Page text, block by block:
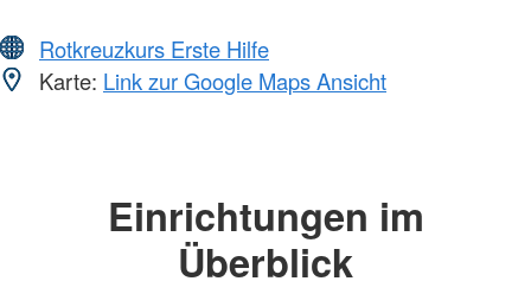
Rotkreuzkurs Erste Hilfe
Karte: Link zur Google Maps Ansicht
Einrichtungen im
Überblick